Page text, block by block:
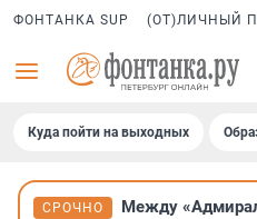
ФОНТАНКА SUP (ОТ)ЛИЧНЫЙ
Куда пойти на выходных
СРОЧНО
Между